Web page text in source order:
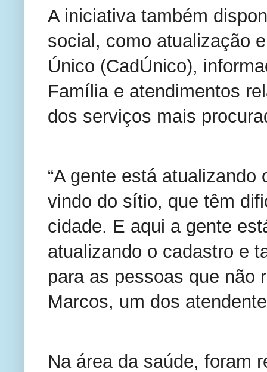
A iniciativa também
social, como atualização
Único (CadÚnico),
Família e atendimentos
dos serviços mais
“A gente está
vindo do sítio, que têm
cidade. E aqui a gente
atualizando o cadastro e
para as pessoas que não
Marcos, um dos
Na área da saúde, foram